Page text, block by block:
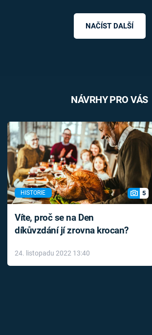
NAČÍST DALŠÍ
NÁVRHY PRO VÁS
HISTORIE 5
Víte, proč se na Den
díkůvzdání jí zrovna krocan?
24. listopadu 2022 13:40